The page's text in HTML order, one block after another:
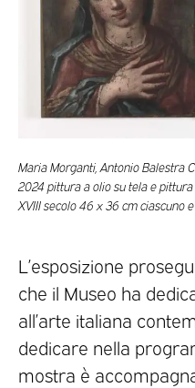
Maria Morganti, Antonio Balestra
2024 pittura a olio su tela e
XVIII secolo 46 x 36 cm ciascuno
L’esposizione
che il Museo ha
all’arte italiana
dedicare nella
mostra è